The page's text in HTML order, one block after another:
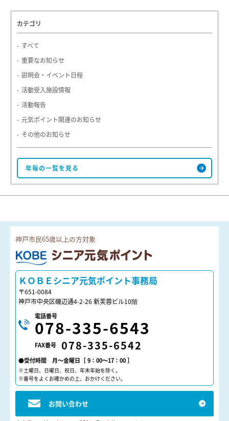
カテゴリ
すべて
重要なお知らせ
説明会・イベント日程
活動受入施設情報
活動報告
元気ポイント関連のお知らせ
その他のお知らせ
神戸市民65歳以上の方対象
ＫＯＢＥシニア元気ポイント
ＫＯＢＥシニア元気ポイント事務局
〒651-0084
神戸市中央区磯辺通4-2-26 新芙蓉ビル10階
電話番号
078-335-6543
FAX番号 078-335-6542
●受付時間 月～金曜日［ 9：00～17：00 ］
※土曜日、日曜日、祝日、年末年始を除く。
※番号をよくお確かめの上、おかけください。
お問い合わせ